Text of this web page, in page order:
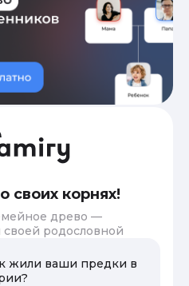
своих корнях!
древо —
своей родословной
жили ваши предки в